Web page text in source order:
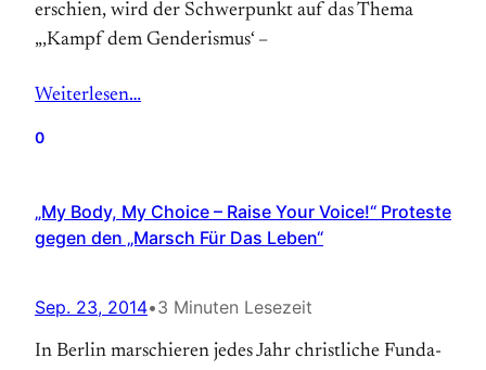
erschien, wird der Schwerpunkt auf das Thema
„‚Kampf dem Genderismus‘ –
Weiterlesen…
0
„My Body, My Choice – Raise Your Voice!“ Proteste
gegen den „Marsch Für Das Leben“
Sep. 23, 2014•3 Minuten Lesezeit
In Berlin marschieren jedes Jahr christ­li­che Fun­da­